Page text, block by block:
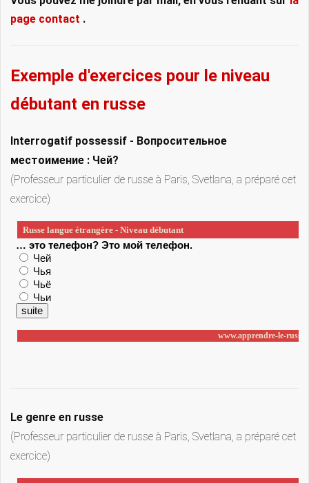
page contact .
Exemple d'exercices pour le niveau
débutant en russe
Interrogatif possessif - Вопросительное
местоимение : Чей?
(Professeur particulier de russe à Paris, Svetlana, a préparé cet
exercice)
Le genre en russe
(Professeur particulier de russe à Paris, Svetlana, a préparé cet
exercice)